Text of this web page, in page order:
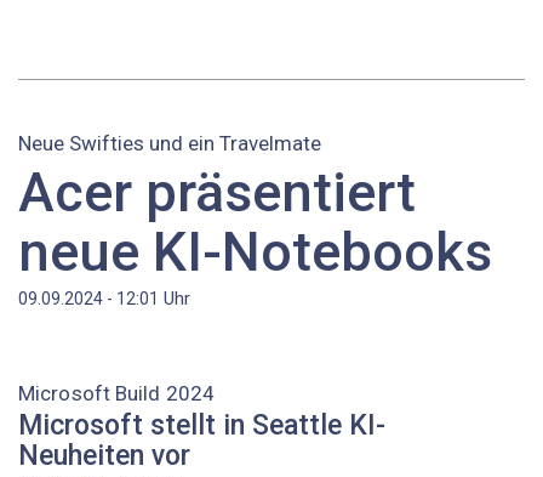
Neue Swifties und ein Travelmate
Acer präsentiert
neue KI-Notebooks
09.09.2024 - 12:01 Uhr
Microsoft Build 2024
Microsoft stellt in Seattle KI-
Neuheiten vor